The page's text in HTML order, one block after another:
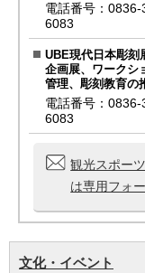
電話番号：
6083
UBE現代日本彫刻
企画展、ワークシ
管理、彫刻教育の
電話番号：
6083
観光スポー
は専用フォ
文化・イベント